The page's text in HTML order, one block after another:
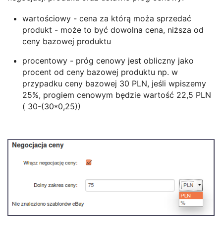
wartościowy - cena za którą moża sprzedać
produkt - może to być dowolna cena, niższa od
ceny bazowej produktu
procentowy - próg cenowy jest obliczny jako
procent od ceny bazowej produktu np. w
przypadku ceny bazowej 30 PLN, jeśli wpiszemy
25%, progiem cenowym będzie wartość 22,5 PLN
( 30-(30*0,25))